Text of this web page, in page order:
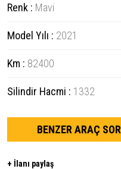
Renk : Mavi
Model Yılı : 2021
Km : 82400
Silindir Hacmi : 1332
BENZER ARAÇ SOR
+ İlanı paylaş